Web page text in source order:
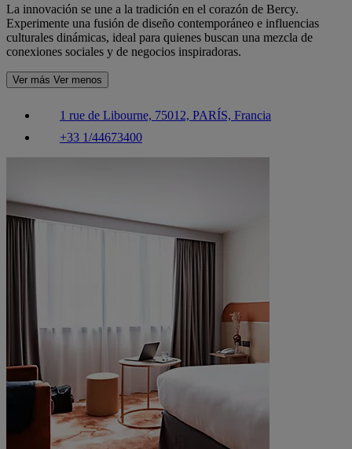
La innovación se une a la tradición en el corazón de Bercy.
Experimente una fusión de diseño contemporáneo e influencias
culturales dinámicas, ideal para quienes buscan una mezcla de
conexiones sociales y de negocios inspiradoras.
Ver más Ver menos
1 rue de Libourne, 75012, PARÍS, Francia
+33 1/44673400